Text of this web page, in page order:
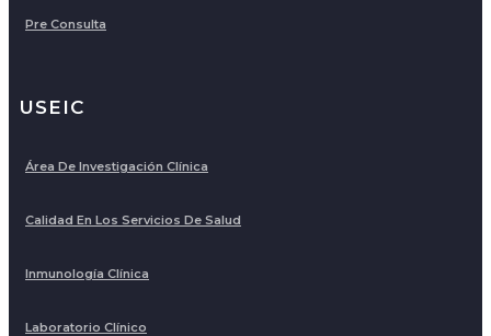
Pre Consulta
USEIC
Área De Investigación Clínica
Calidad En Los Servicios De Salud
Inmunología Clínica
Laboratorio Clínico